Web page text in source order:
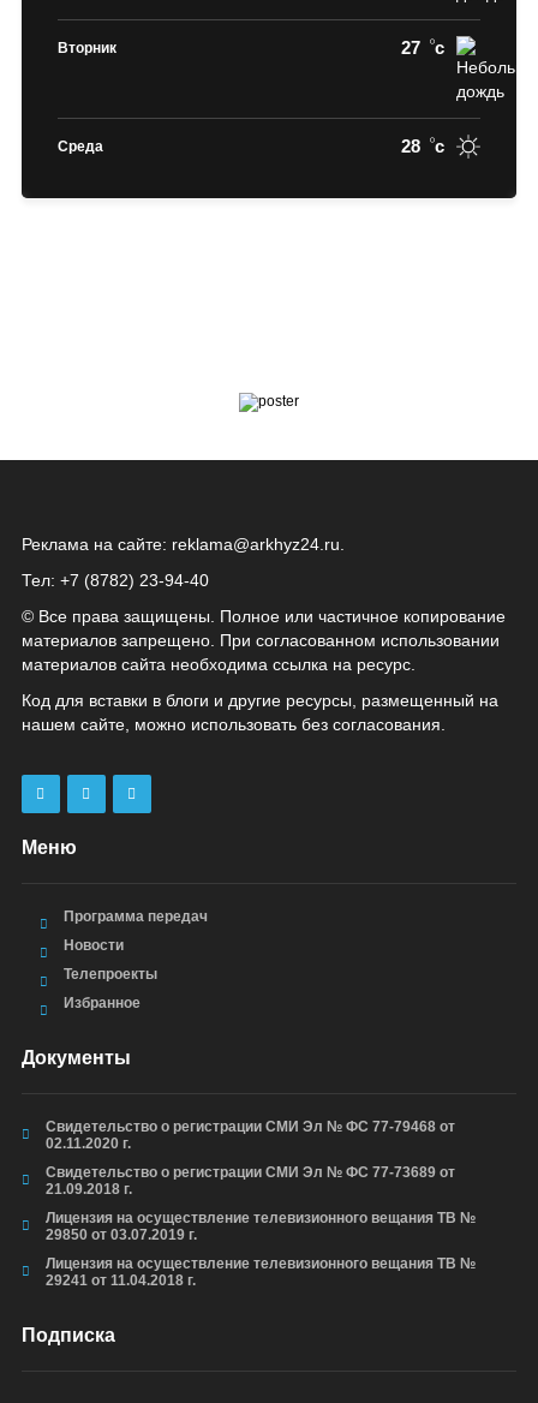
Вторник 27 c
Среда 28 c
Реклама на сайте: reklama@arkhyz24.ru
Тел: +7 (8782) 23‑94‑40
© Все права защищены. Полное или частичное копирование
материалов запрещено. При согласованном использовании
материалов сайта необходима ссылка на ресурс.
Код для вставки в блоги и другие ресурсы, размещенный на
нашем сайте, можно использовать без согласования.
Меню
Программа передач
Новости
Телепроекты
Избранное
Документы
Свидетельство о регистрации СМИ Эл № ФС 77-79468 от
02.11.2020 г.
Свидетельство о регистрации СМИ Эл № ФС 77-73689 от
21.09.2018 г.
Лицензия на осуществление телевизионного вещания ТВ №
29850 от 03.07.2019 г.
Лицензия на осуществление телевизионного вещания ТВ №
29241 от 11.04.2018 г.
Подписка